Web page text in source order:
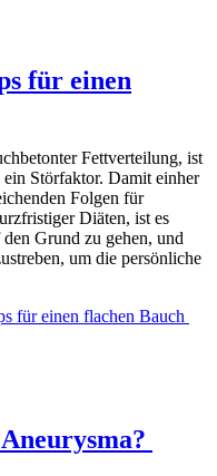
für einen
Fettverteilung, ist
Störfaktor. Damit einher
Folgen für
Diäten, ist es
Grund zu gehen, und
um die persönliche
für einen flachen Bauch